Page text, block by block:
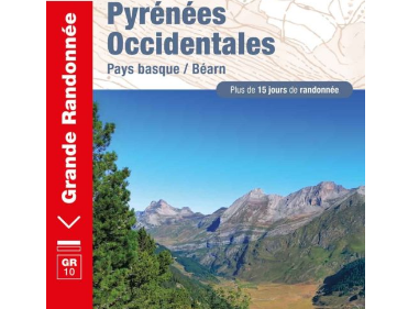
ACHETER LE PRODUIT / DÉTAILS